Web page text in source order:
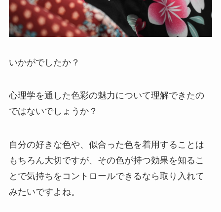
いかがでしたか？
心理学を通した色彩の魅力について理解できたの
ではないでしょうか？
自分の好きな色や、似合った色を着用することは
もちろん大切ですが、その色が持つ効果を知るこ
とで気持ちをコントロールできるなら取り入れて
みたいですよね。